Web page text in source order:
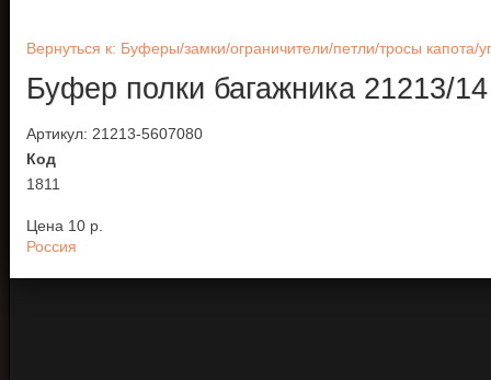
Вернуться к: Буферы/замки/ограничители/петли/тросы капота/
Буфер полки багажника 21213/14
Артикул: 21213-5607080
Код
1811
Цена 10 p.
Россия